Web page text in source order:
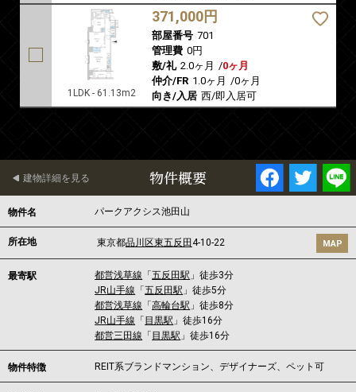
1LDK - 61.13m2
371,000円
部屋番号 701
管理費 0円
敷/礼 2.0ヶ月 /0ヶ月
仲介/FR 1.0ヶ月 /0ヶ月
向き/入居 西/即入居可
物件概要
建物詳細を見る
物件名 パークアクシス池田山
所在地 東京都品川区東五反田 4-10-22 MAP
最寄駅 都営浅草線 「五反田駅 」徒歩3分
JR山手線 「五反田駅 」徒歩5分
都営浅草線 「高輪台駅 」徒歩8分
JR山手線 「 目黒駅 」徒歩16分
都営三田線 「 目黒駅 」徒歩16分
物件特徴 REIT系ブランドマンション、デザイナーズ、ペット可